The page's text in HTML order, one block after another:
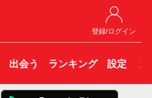
登録/ログイン
出会う ランキング 設定 こ